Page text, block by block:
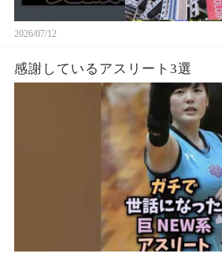
2026/07/12
感謝しているアスリート3選